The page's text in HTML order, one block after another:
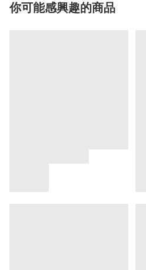
你可能感興趣的商品